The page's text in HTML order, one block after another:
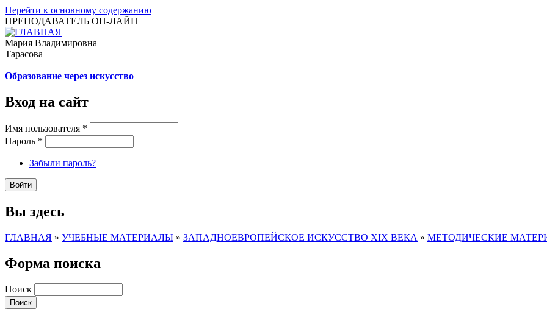
Перейти к основному содержанию
ПРЕПОДАВАТЕЛЬ ОН-ЛАЙН
Мария Владимировна
Тарасова
Образование через искусство
Вход на сайт
Имя пользователя *
Пароль *
Забыли пароль?
Вы здесь
ГЛАВНАЯ » УЧЕБНЫЕ МАТЕРИАЛЫ » ЗАПАДНОЕВРОПЕЙСКОЕ ИСКУССТВО XIX ВЕКА » МЕТОДИЧЕСКИЕ
Форма поиска
Поиск